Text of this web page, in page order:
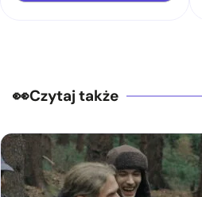
Czytaj także